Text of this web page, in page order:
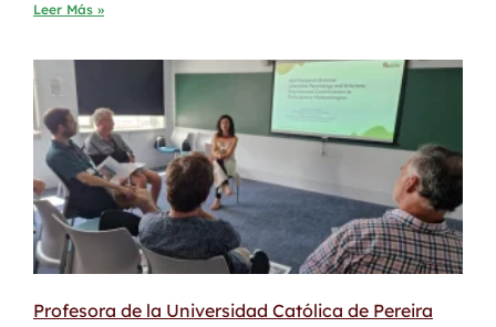
Leer Más »
Profesora de la Universidad Católica de Pereira